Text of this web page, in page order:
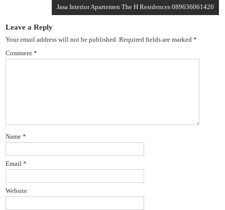
Jasa Interior Apartemen The H Residences 089636061420
Leave a Reply
Your email address will not be published. Required fields are marked*
Comment*
Name*
Email*
Website